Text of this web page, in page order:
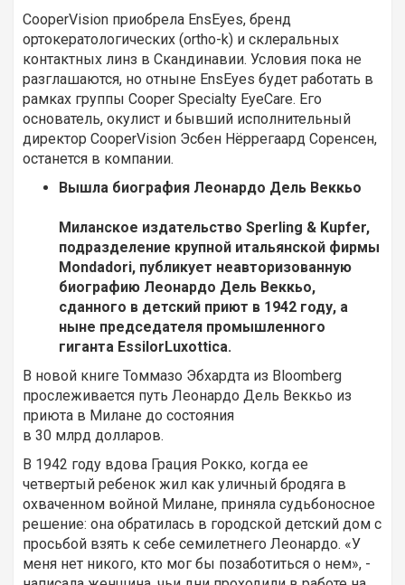
CooperVision приобрела EnsEyes, бренд
ортокератологических (ortho-k) и склеральных
контактных линз в Скандинавии. Условия пока не
разглашаются, но отныне EnsEyes будет работать в
рамках группы Cooper Specialty EyeCare. Его
основатель, окулист и бывший исполнительный
директор CooperVision Эсбен Нёррегаард Соренсен,
останется в компании.
Вышла биография Леонардо Дель Веккьо
Миланское издательство Sperling & Kupfer,
подразделение крупной итальянской фирмы
Mondadori, публикует неавторизованную
биографию Леонардо Дель Веккьо,
сданного в детский приют в 1942 году, а
ныне председателя промышленного
гиганта EssilorLuxottica.
В новой книге Томмазо Эбхардта из Bloomberg
прослеживается путь Леонардо Дель Веккьо из
приюта в Милане до состояния
в 30 млрд долларов.
В 1942 году вдова Грация Рокко, когда ее
четвертый ребенок жил как уличный бродяга в
охваченном войной Милане, приняла судьбоносное
решение: она обратилась в городской детский дом с
просьбой взять к себе семилетнего Леонардо. «У
меня нет никого, кто мог бы позаботиться о нем», -